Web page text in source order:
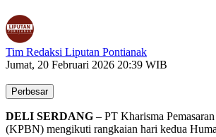
Tim Redaksi Liputan Pontianak
Jumat, 20 Februari 2026 20:39 WIB
Perbesar
DELI SERDANG – PT Kharisma
(KPBN) mengikuti rangkaian hari kedua